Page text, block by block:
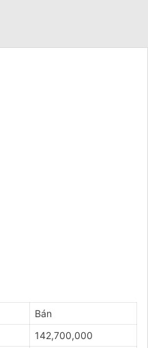
Bán
142,700,000